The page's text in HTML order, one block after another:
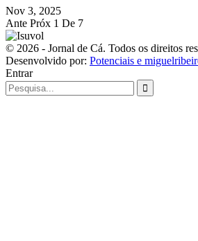
Nov 3, 2025
Ante Próx 1 De 7
© 2026 - Jornal de Cá. Todos os direitos
Desenvolvido por: Potenciais e
Entrar